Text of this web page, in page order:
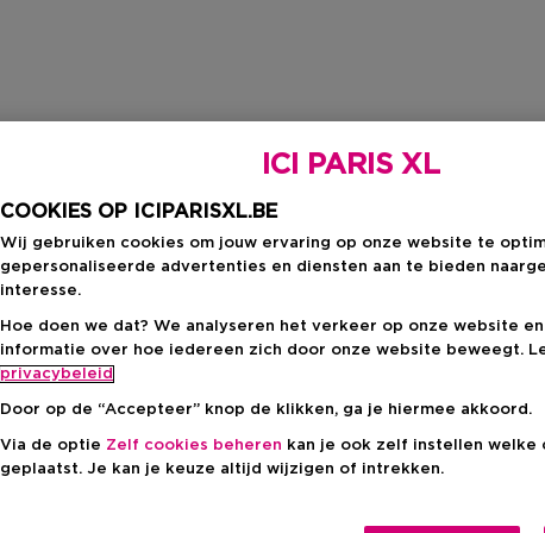
ICI PARIS XL
COOKIES OP ICIPARISXL.BE
Wij gebruiken cookies om jouw ervaring op onze website te
gepersonaliseerde advertenties en diensten aan te bieden
interesse.
Hoe doen we dat? We analyseren het verkeer op onze website
informatie over hoe iedereen zich door onze website beweegt.
privacybeleid
Door op de “Accepteer” knop de klikken, ga je hiermee akkoord.
Via de optie Zelf cookies beheren kan je ook zelf instellen welke
geplaatst. Je kan je keuze altijd wijzigen of intrekken.